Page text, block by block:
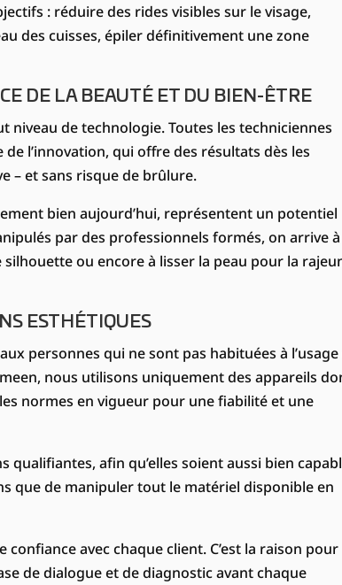
: réduire des rides visibles sur le visage,
des cuisses, épiler définitivement une zone
DE LA BEAUTÉ ET DU BIEN-ÊTRE
niveau de technologie. Toutes les techniciennes
l’innovation, qui offre des résultats dès les
– et sans risque de brûlure.
bien aujourd’hui, représentent un potentiel
par des professionnels formés, on arrive à
ou encore à lisser la peau pour la
ESTHÉTIQUES
personnes qui ne sont pas habituées à l’usage
nous utilisons uniquement des appareils
normes en vigueur pour une fiabilité et une
afin qu’elles soient aussi bien
que de manipuler tout le matériel disponible en
avec chaque client. C’est la raison pour
de dialogue et de diagnostic avant chaque